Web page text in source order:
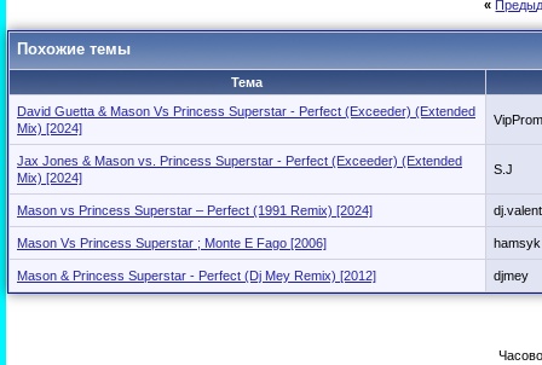
«
Похожие темы
Тема
David Guetta & Mason Vs Princess Superstar - Perfect (Exceeder) (Extended
Mix) [2024]
Jax Jones & Mason vs. Princess Superstar - Perfect (Exceeder) (Extended
Mix) [2024]
S.J
Mason vs Princess Superstar – Perfect (1991 Remix) [2024]
Mason Vs Princess Superstar ; Monte E Fago [2006] hamsyk
Mason & Princess Superstar - Perfect (Dj Mey Remix) [2012] djmey